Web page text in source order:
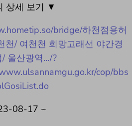
상세 보기 ▼
bridge/하천점용허
천/ 여천천 희망고래선 야간경
/ 울산광역…/?
cop/bbs
08-17 ~